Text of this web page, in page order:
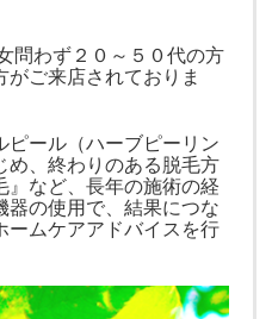
問わず２０～５０代の方
ご来店されておりま
ピール（ハーブピーリン
め、終わりのある脱毛方
』など、長年の施術の経
器の使用で、結果につな
ームケアアドバイスを行